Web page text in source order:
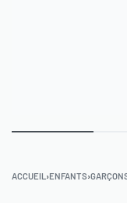
ACCUEIL ›ENFANTS›